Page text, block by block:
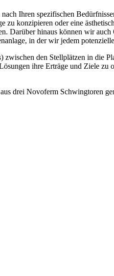
Ihren spezifischen
zu konzipieren oder eine
Darüber hinaus können wir
in der wir jedem
den Stellplätzen in die
ihre Erträge und Ziele
drei Novoferm Schwingtoren